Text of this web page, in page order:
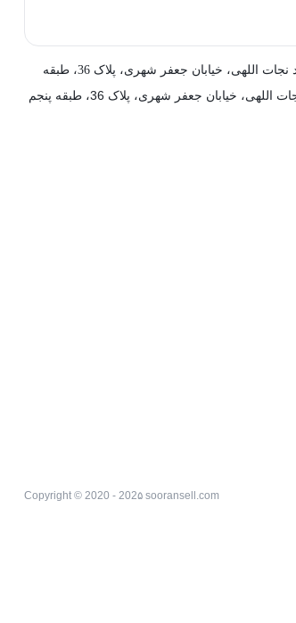
خیابان جعفر شهری، پلاک 36، طبقه پنجم
Copyright © 2020 - 202۵ sooransell.com